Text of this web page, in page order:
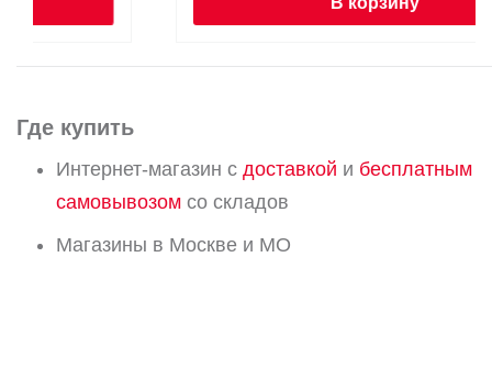
Где купить
Интернет-магазин с доставкой и бесплатным
самовывозом со складов
Магазины в Москве и МО